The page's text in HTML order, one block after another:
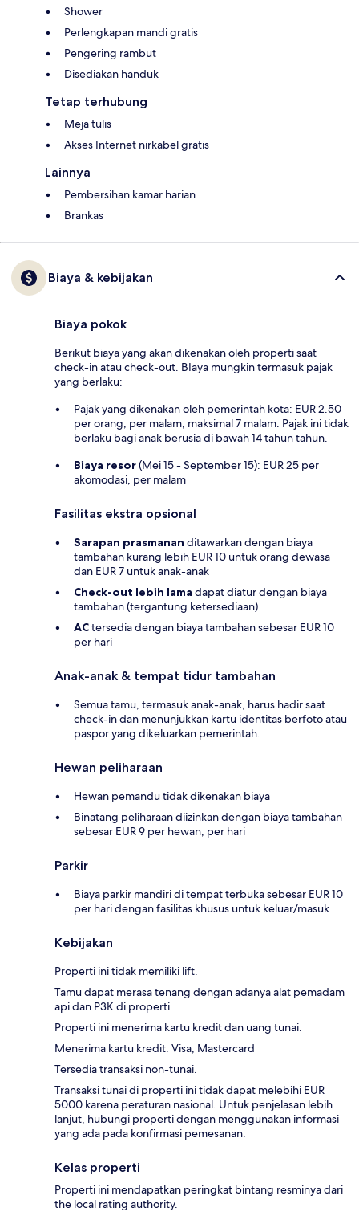
Shower
Perlengkapan mandi gratis
Pengering rambut
Disediakan handuk
Tetap terhubung
Meja tulis
Akses Internet nirkabel gratis
Lainnya
Pembersihan kamar harian
Brankas
Biaya & kebijakan
Biaya pokok
Berikut biaya yang akan dikenakan oleh properti saat
check-in atau check-out. BIaya mungkin termasuk pajak
yang berlaku:
Pajak yang dikenakan oleh pemerintah kota: EUR 2.50
per orang, per malam, maksimal 7 malam. Pajak ini tidak
berlaku bagi anak berusia di bawah 14 tahun tahun.
Biaya resor(Mei 15 - September 15): EUR 25 per
akomodasi, per malam
Fasilitas ekstra opsional
Sarapan prasmanan ditawarkan dengan biaya
tambahan kurang lebih EUR 10 untuk orang dewasa
dan EUR 7 untuk anak-anak
Check-out lebih lama dapat diatur dengan biaya
tambahan (tergantung ketersediaan)
ACtersedia dengan biaya tambahan sebesar EUR 10
per hari
Anak-anak & tempat tidur tambahan
Semua tamu, termasuk anak-anak, harus hadir saat
check-in dan menunjukkan kartu identitas berfoto atau
paspor yang dikeluarkan pemerintah.
Hewan peliharaan
Hewan pemandu tidak dikenakan biaya
Binatang peliharaan diizinkan dengan biaya tambahan
sebesar EUR 9 per hewan, per hari
Parkir
Biaya parkir mandiri di tempat terbuka sebesar EUR 10
per hari dengan fasilitas khusus untuk keluar/masuk
Kebijakan
Properti ini tidak memiliki lift.
Tamu dapat merasa tenang dengan adanya alat pemadam
api dan P3K di properti.
Properti ini menerima kartu kredit dan uang tunai.
Menerima kartu kredit: Visa, Mastercard
Tersedia transaksi non-tunai.
Transaksi tunai di properti ini tidak dapat melebihi EUR
5000 karena peraturan nasional. Untuk penjelasan lebih
lanjut, hubungi properti dengan menggunakan informasi
yang ada pada konfirmasi pemesanan.
Kelas properti
Properti ini mendapatkan peringkat bintang resminya dari
the local rating authority.